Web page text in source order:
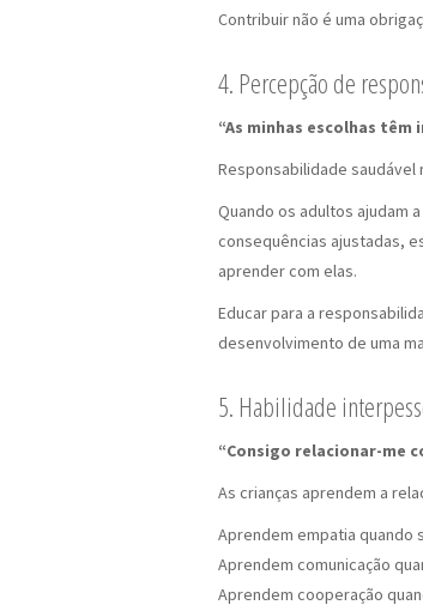
Contribuir não é uma
4. Percepção de
“As minhas escolhas têm
Responsabilidade saudável
Quando os adultos ajudam
consequências ajustadas,
aprender com elas.
Educar para a
desenvolvimento de uma
5. Habilidade
“Consigo relacionar-me
As crianças aprendem a
Aprendem empatia quando
Aprendem comunicação
Aprendem cooperação